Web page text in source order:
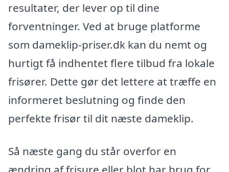
resultater, der lever op til dine
forventninger. Ved at bruge platforme
som dameklip-priser.dk kan du nemt og
hurtigt få indhentet flere tilbud fra lokale
frisører. Dette gør det lettere at træffe en
informeret beslutning og finde den
perfekte frisør til dit næste dameklip.
Så næste gang du står overfor en